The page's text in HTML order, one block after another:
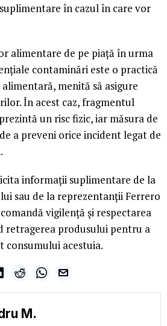
în cazul în care vor
alimentare de pe piață în urma
contaminări este o practică
menită să asigure
În acest caz, fragmentul
un risc fizic, iar măsura de
a preveni orice incident legat de
informații suplimentare de la
sau de la reprezentanții Ferrero
vigilență și respectarea
produsului pentru a
consumului acestuia.
M.